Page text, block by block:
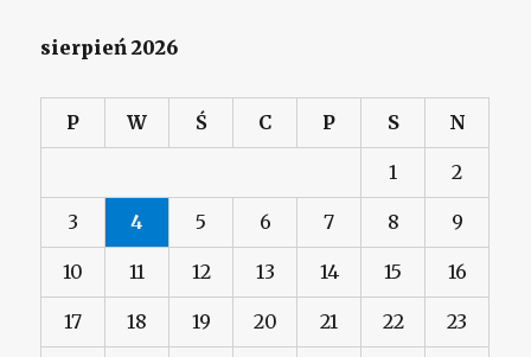
sierpień 2026
P W Ś C P S N
1 2
3 4 5 6 7 8 9
10 11 12 13 14 15 16
17 18 19 20 21 22 23